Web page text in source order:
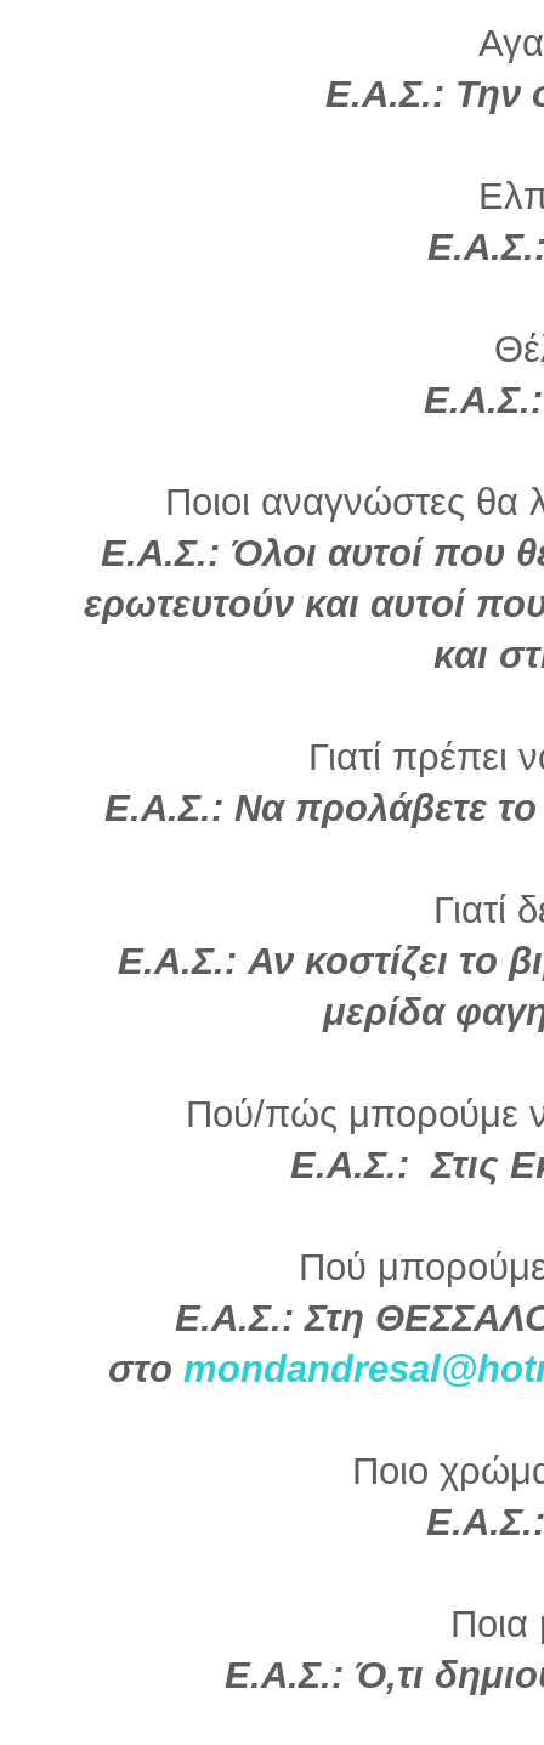
Ε.Α.Σ.: Την
Ποιοι αναγνώστες θα
Ε.Α.Σ.: Όλοι αυτοί που
ερωτευτούν και αυτοί
και
Γιατί πρέπει
Ε.Α.Σ.: Να προλάβετε το
Γιατί
Ε.Α.Σ.: Αν κοστίζει το
μερίδα
Πού/πώς μπορούμε
Ε.Α.Σ.: Στις
Πού
Ε.Α.Σ.: Στη
στο
Ποιο χρώμα
Ποια
Ε.Α.Σ.: Ό,τι